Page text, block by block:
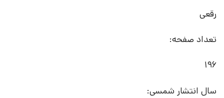
رقعی
تعداد صفحه:
196
سال انتشار شمسی: